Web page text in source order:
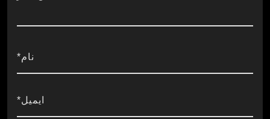
نام*
ایمیل*